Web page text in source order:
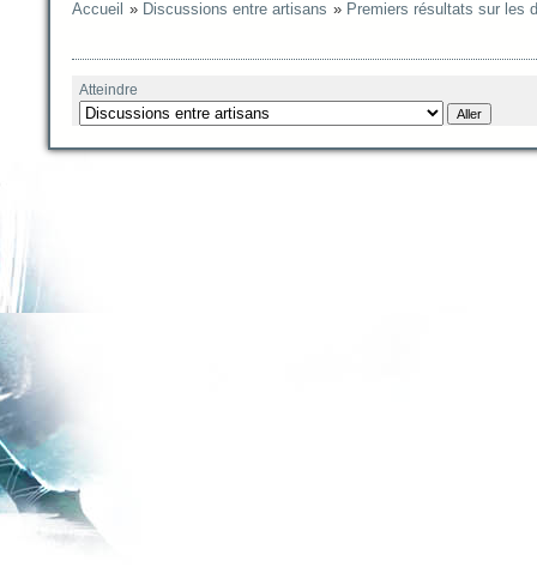
Accueil » Discussions entre artisans » Premiers résultats sur les
Atteindre